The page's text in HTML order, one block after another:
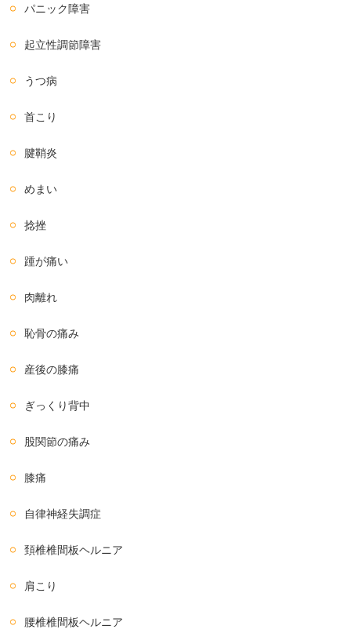
パニック障害
起立性調節障害
うつ病
首こり
腱鞘炎
めまい
捻挫
踵が痛い
肉離れ
恥骨の痛み
産後の膝痛
ぎっくり背中
股関節の痛み
膝痛
自律神経失調症
頚椎椎間板ヘルニア
肩こり
腰椎椎間板ヘルニア